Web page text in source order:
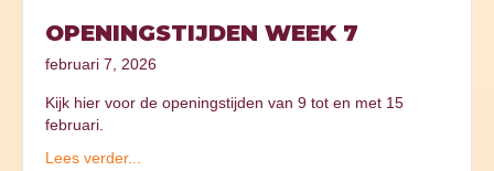
OPENINGSTIJDEN WEEK 7
februari 7, 2026
Kijk hier voor de openingstijden van 9 tot en met 15
februari.
Lees verder...